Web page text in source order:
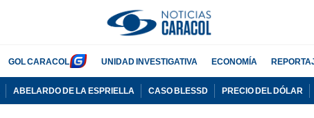
GOL CARACOL UNIDAD INVESTIGATIVA ECONOMÍA
ABELARDO DE LA ESPRIELLA CASO BLESSD PRECIO DEL DÓLAR